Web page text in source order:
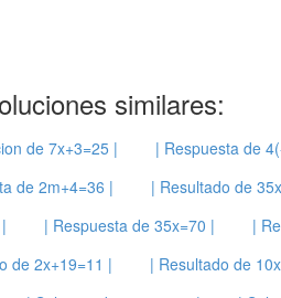
similares:
de 7x+3=25 | | Respuesta de
de 2m+4=36 |
| Resultado de
| Respuesta de 35x=70 | |
de 2x+19=11 |
| Resultado de